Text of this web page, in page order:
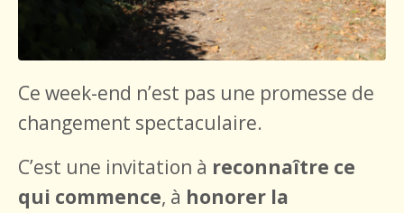
Ce week-end n’est pas une promesse de
changement spectaculaire.
C’est une invitation à reconnaître ce
qui commence, à honorer la